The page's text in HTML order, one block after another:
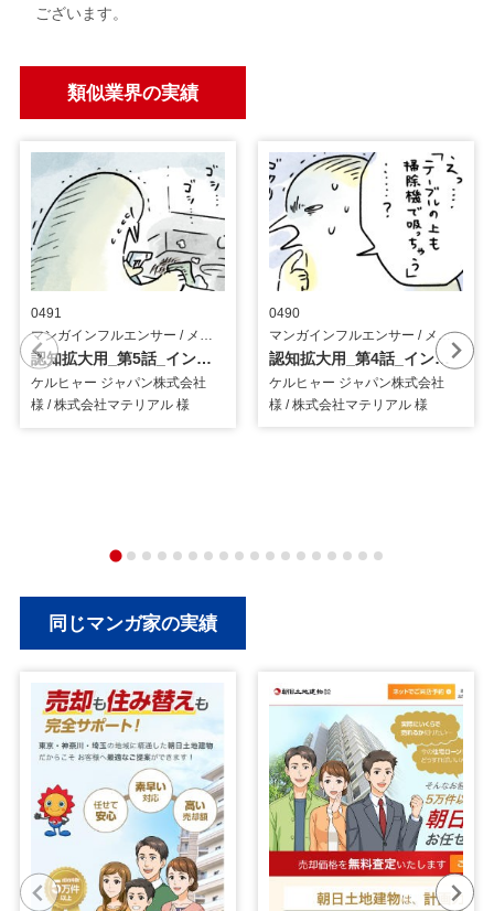
ございます。
類似業界の実績
0491
認知拡大用_第5話_インフルエンサーマンガ
ケルヒャー ジャパン株式会社
様 / 株式会社マテリアル 様
0490
マンガインフルエンサー / メーカー
認知拡大用_第4話_インフルエンサーマンガ
ケルヒャー ジャパン株式会社
様 / 株式会社マテリアル 様
同じマンガ家の実績